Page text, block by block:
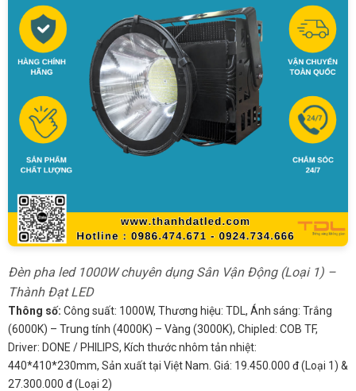
Đèn pha led 1000W chuyên dụng Sân Vận Động (Loại 1) –
Thành Đạt LED
Thông số: Công suất: 1000W, Thương hiệu: TDL, Ánh sáng: Trắng
(6000K) – Trung tính (4000K) – Vàng (3000K), Chipled: COB TF,
Driver: DONE / PHILIPS, Kích thước nhôm tản nhiệt:
440*410*230mm, Sản xuất tại Việt Nam. Giá: 19.450.000 đ (Loại 1) &
27.300.000 đ (Loại 2)